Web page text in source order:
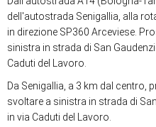
dell'autostrada Senigallia, alla
in direzione SP360 Arceviese.
sinistra in strada di San
Caduti del Lavoro.
Da Senigallia, a 3 km dal centro,
svoltare a sinistra in strada di
in via Caduti del Lavoro.